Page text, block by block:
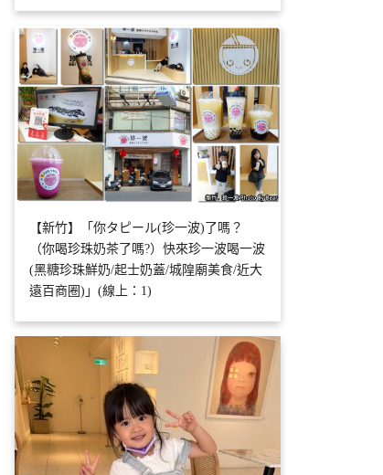
【新竹】「你タピール(珍一波)了嗎？
（你喝珍珠奶茶了嗎?）快來珍一波喝一波
(黑糖珍珠鮮奶/起士奶蓋/城隍廟美食/近大
遠百商圈)」(線上：1)